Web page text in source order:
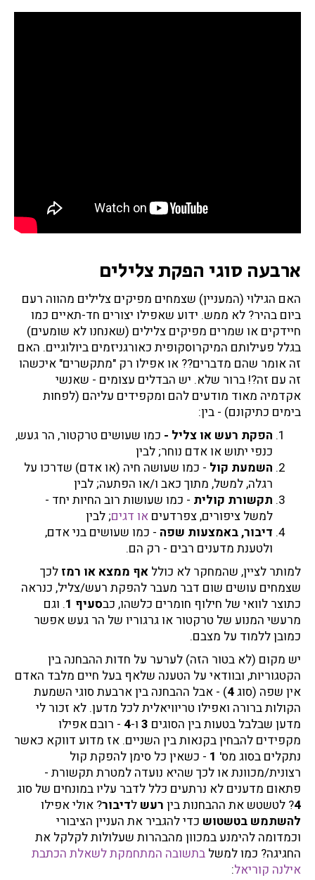
ארבעה סוגי הפקת צלילים
האם הגילוי (המעניין) שצמחים מפיקים צלילים מהווה רעם
ביום בהיר? לא ממש. ידוע שאפילו יצורים חד-תאיים כמו
חיידקים או שמרים מפיקים צלילים (שאנחנו לא שומעים)
בגלל פעילותם המיקרוסקופית כאורגניזמים ביולוגיים. האם
זה אומר שהם מדברים?? או אפילו רק "מתקשרים" איכשהו
זה עם זה?! ברור שלא. יש הבדלים עצומים - שאנשי
אקדמיה מאוד מודעים להם ומקפידים עליהם (לפחות
בימים כתיקונם) - בין:
הפקת רעש או צליל - כמו שעושים טרקטור, הר געש,
כנפי יתוש או אדם נוחר; לבין
השמעת קול - כמו שעושה חיה (או אדם) שדרכו על
רגלה, למשל, מתוך כאב ו/או הפתעה; לבין
תקשורת קולית - כמו שעושות רוב החיות יחד -
למשל ציפורים, צפרדעים או דגים; לבין
דיבור, באמצעות שפה - כמו שעושים בני אדם,
ולטענת מדענים רבים - רק הם.
למותר לציין, שהמחקר לא כולל אף ממצא או רמז לכך
שצמחים עושים שום דבר מעבר להפקת רעש/צליל, כנראה
כתוצר לוואי של חילוף חומרים כלשהו, כבסעיף 1
. וגם
מרעשי המנוע של טרקטור או גרגוריו של הר געש אפשר
כמובן ללמוד על מצבם.
יש מקום (לא בטור הזה) לערער על חדות ההבחנה בין
הקטגוריות, ובוודאי על הטענה שלאף בעל חיים מלבד האדם
אין שפה (סוג4) - אבל ההבחנה בין ארבעת סוגי השמעת
הקולות ברורה ואפילו טריוויאלית לכל מדען. לא זכור לי
מדען שבלבל בטעות בין הסוגים 3 ו-4 - רובם אפילו
מקפידים להבחין בקנאות בין השניים. אז מדוע דווקא כאשר
נתקלים בסוג מס' 1 - כשאין כל סימן להפקת קול
רצונית/מכוונת או לכך שהיא נועדה למטרת תקשורת -
פתאום מדענים לא נרתעים כלל לדבר עליו במונחים של סוג
4? לטשטש את ההבחנות בין רעש לדיבור? אולי אפילו
להשתמש בטשטוש כדי להגביר את העניין הציבורי
וכמדומה להימנע במכוון מהבהרות שעלולות לקלקל את
החגיגה? כמו למשל בתשובה המתחמקת לשאלת הכתבת
אילנה קוריאל: